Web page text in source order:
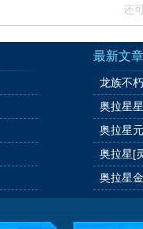
还
最新文章
龙族不
奥拉星
奥拉星
奥拉星[
奥拉星